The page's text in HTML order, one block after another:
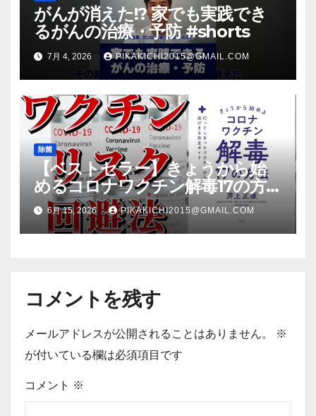
がんが消えた!? 家でも実践でき
るがんの治療・予防 #shorts
7月 4, 2026 PIKAKICHI2015@GMAIL.COM
除菌
【ベストセラー】きょうから始
めるコロナワクチン解毒17の方法
【本要約】
6月 15, 2026 PIKAKICHI2015@GMAIL.COM
コメントを残す
メールアドレスが公開されることはありません。
※
が付いている欄は必須項目です
コメント ※